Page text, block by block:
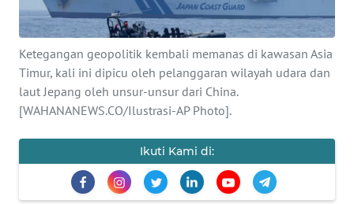
Ketegangan geopolitik kembali memanas di kawasan Asia
Timur, kali ini dipicu oleh pelanggaran wilayah udara dan
laut Jepang oleh unsur-unsur dari China.
[WAHANANEWS.CO/Ilustrasi-AP Photo].
Ikuti Kami di:
SERBA-SERBI
PENDIDIKAN
OPINI